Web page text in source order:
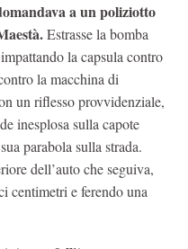
a un poliziotto
Estrasse la bomba
la capsula contro
la macchina di
un riflesso provvidenziale,
inesplosa sulla capote
parabola sulla strada.
dell’auto che seguiva,
centimetri e ferendo una